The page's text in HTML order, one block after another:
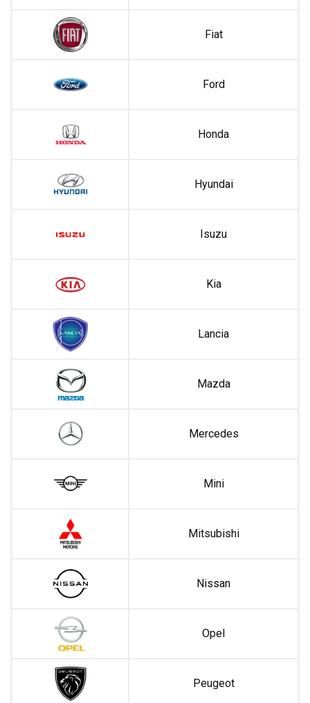
Fiat
Ford
Honda
Hyundai
Isuzu
Kia
Lancia
Mazda
Mercedes
Mini
Mitsubishi
Nissan
Opel
Peugeot